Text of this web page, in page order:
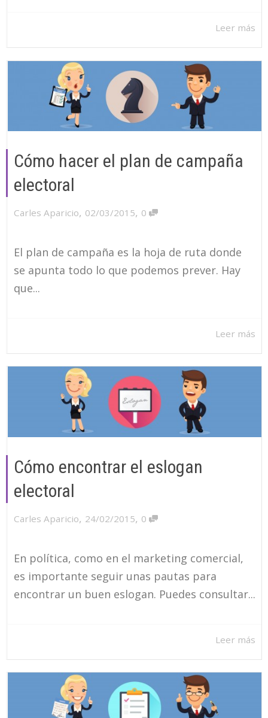
Leer más
Cómo hacer el plan de campaña
electoral
Carles Aparicio, 02/03/2015, 0
El plan de campaña es la hoja de ruta donde
se apunta todo lo que podemos prever. Hay
que...
Leer más
Cómo encontrar el eslogan
electoral
Carles Aparicio, 24/02/2015, 0
En política, como en el marketing comercial,
es importante seguir unas pautas para
encontrar un buen eslogan. Puedes consultar...
Leer más